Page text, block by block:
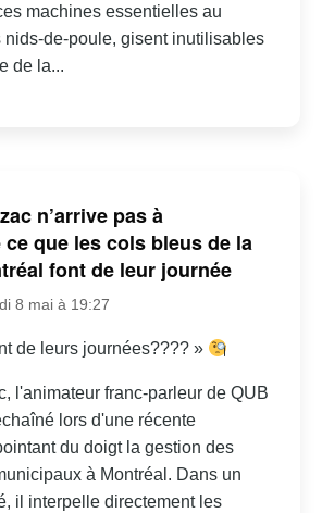
machines essentielles au
nids-de-poule, gisent inutilisables
de la...
n’arrive pas à
que les cols bleus de la
font de leur journée
8 mai à 19:27
de leurs journées???? »
l'animateur franc-parleur de QUB
lors d'une récente
du doigt la gestion des
à Montréal. Dans un
il interpelle directement les